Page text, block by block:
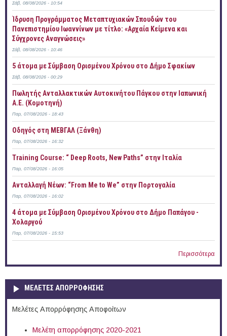
Σάβ, 08/08/2026 - 10:54
Ίδρυση Προγράμματος Μεταπτυχιακών Σπουδών του
Πανεπιστημίου Ιωαννίνων με τίτλο: «Αρχαία Κείμενα και
Σύγχρονες Αναγνώσεις»
Σάβ, 08/08/2026 - 10:46
5 άτομα με Σύμβαση Ορισμένου Χρόνου στο Δήμο Σφακίων
Σάβ, 08/08/2026 - 00:29
Πωλητής Ανταλλακτικών Αυτοκινήτου Πάγκου στην Ιαπωνική
Α.Ε. (Κομοτηνή)
Παρ, 07/08/2026 - 18:43
Οδηγός στη ΜΕΒΓΑΛ (Ξάνθη)
Παρ, 07/08/2026 - 16:32
Training Course: “ Deep Roots, New Paths” στην Ιταλία
Παρ, 07/08/2026 - 16:05
Ανταλλαγή Νέων: “From Me to We” στην Πορτογαλία
Παρ, 07/08/2026 - 16:02
4 άτομα με Σύμβαση Ορισμένου Χρόνου στο Δήμο Παπάγου -
Χολαργού
Παρ, 07/08/2026 - 15:53
Περισσότερα
ΜΕΛΕΤΕΣ ΑΠΟΡΡΟΦΗΣΗΣ
Μελέτες Απορρόφησης Αποφοίτων
Μελέτη απορρόφησης 2020-2021